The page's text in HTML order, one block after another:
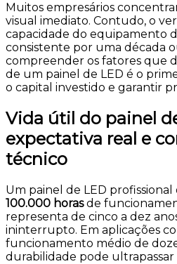
Muitos empresários
visual imediato. Contudo, o
capacidade do equipamento
consistente por uma década
compreender os fatores que
de um painel de LED é o
o capital investido e garantir
Vida útil do painel
expectativa real e
técnico
Um painel de LED
100.000 horasde
representa de cinco a dez
ininterrupto. Em aplicações
funcionamento médio de doze
durabilidade pode ultrapassar